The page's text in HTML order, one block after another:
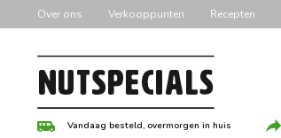
naar
inhoud
Over ons Verkooppunten Recepten
Vandaag besteld, overmorgen in huis